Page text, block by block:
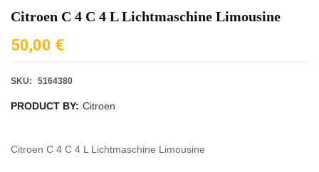
Citroen C 4 C 4 L Lichtmaschine Limousine
50,00 €
SKU: 5164380
PRODUCT BY: Citroen
Citroen C 4 C 4 L Lichtmaschine Limousine